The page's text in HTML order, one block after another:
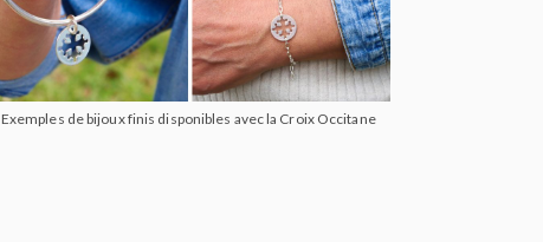
Exemples de bijoux finis disponibles avec la Croix Occitane